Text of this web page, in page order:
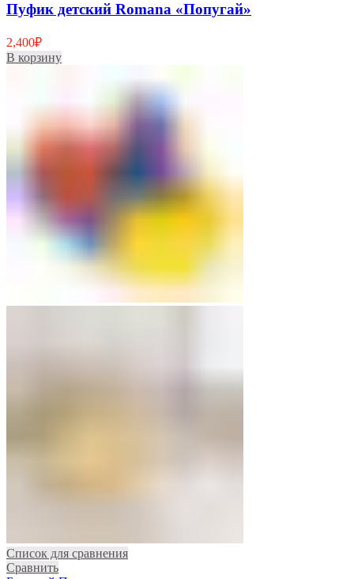
Пуфик детский Romana «Попугай»
2,400₽
В корзину
Список для сравнения
Сравнить